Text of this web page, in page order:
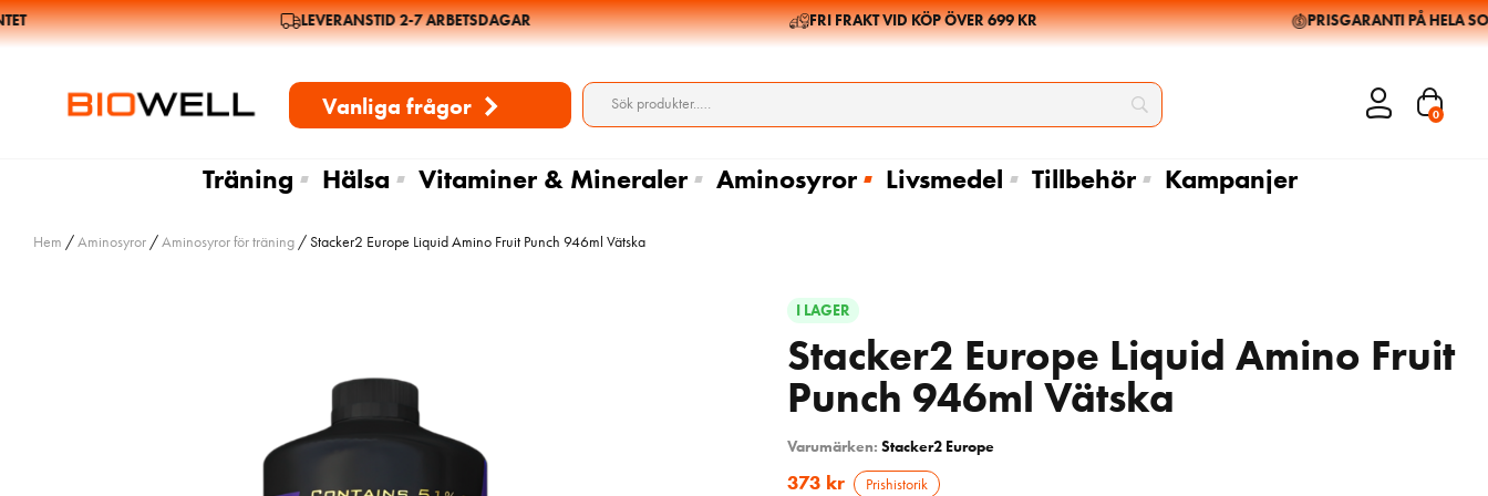
LEVERANSTID 2-7 ARBETSDAGAR FRI FRAKT VID KÖP ÖVER 699 KR PRISGARANTI PÅ HELA
Vanliga frågor 0
Träning Hälsa Vitaminer & Mineraler Aminosyror Livsmedel Tillbehör Kampanjer
Hem /Aminosyror /Aminosyror för träning / Stacker2 Europe Liquid Amino Fruit Punch 946ml Vätska
I LAGER
Stacker2 Europe Liquid Amino Fruit
Punch 946ml Vätska
Varumärken: Stacker2 Europe
373 kr Prishistorik